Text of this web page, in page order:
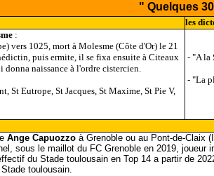
" Quelques
les
:
vers 1025, mort à Molesme (Côte d'Or) le 21
puis ermite, il se fixa ensuite à Citeaux
naissance à l'ordre cistercien.
St Eutrope, St Jacques, St Maxime, St Pie V,
- "A la
- "La
Ange Capuozzo à Grenoble ou au Pont-de-Claix
sous le maillot du FC Grenoble en 2019, joueur
du Stade toulousain en Top 14 a partir de
toulousain.